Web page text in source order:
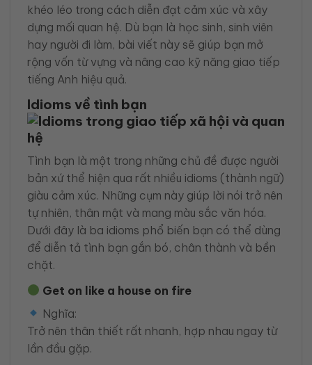
khéo léo trong cách diễn đạt cảm xúc và xây
dựng mối quan hệ. Dù bạn là học sinh, sinh viên
hay người đi làm, bài viết này sẽ giúp bạn mở
rộng vốn từ vựng và nâng cao kỹ năng giao tiếp
tiếng Anh hiệu quả.
Idioms về tình bạn
Tình bạn là một trong những chủ đề được người
bản xứ thể hiện qua rất nhiều idioms (thành ngữ)
giàu cảm xúc. Những cụm này giúp lời nói trở nên
tự nhiên, thân mật và mang màu sắc văn hóa.
Dưới đây là ba idioms phổ biến bạn có thể dùng
để diễn tả tình bạn gắn bó, chân thành và bền
chặt.
Get on like a house on fire
Nghĩa:
Trở nên thân thiết rất nhanh, hợp nhau ngay từ
lần đầu gặp.